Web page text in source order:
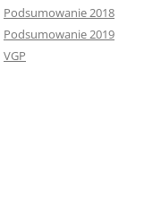
Podsumowanie 2018
Podsumowanie 2019
VGP